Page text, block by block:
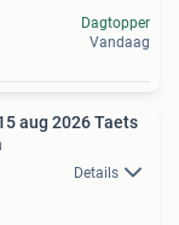
Dagtopper
Vandaag
aug 2026 Taets
Details